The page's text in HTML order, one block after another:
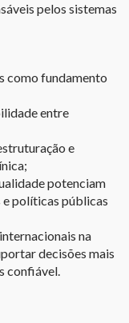
pelos sistemas
como fundamento
entre
e
potenciam
e políticas públicas
na
decisões mais
confiável.